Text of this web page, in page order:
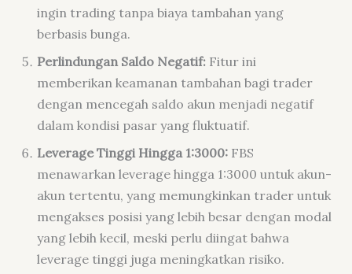
ingin trading tanpa biaya tambahan yang
berbasis bunga.
Perlindungan Saldo Negatif: Fitur ini
memberikan keamanan tambahan bagi trader
dengan mencegah saldo akun menjadi negatif
dalam kondisi pasar yang fluktuatif.
Leverage Tinggi Hingga 1:3000: FBS
menawarkan leverage hingga 1:3000 untuk akun-
akun tertentu, yang memungkinkan trader untuk
mengakses posisi yang lebih besar dengan modal
yang lebih kecil, meski perlu diingat bahwa
leverage tinggi juga meningkatkan risiko.